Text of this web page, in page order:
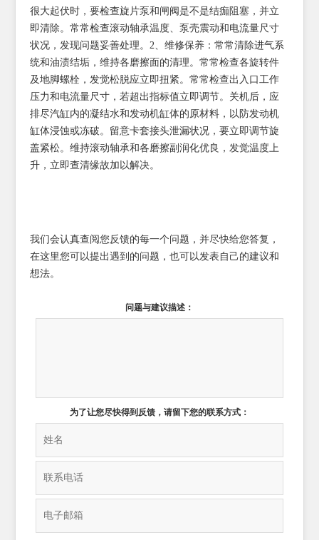
很大起伏时，要检查旋片泵和闸阀是不是结痂阻塞，并立
即清除。常常检查滚动轴承温度、泵壳震动和电流量尺寸
状况，发现问题妥善处理。2、维修保养：常常清除进气系
统和油渍结垢，维持各磨擦面的清理。常常检查各旋转件
及地脚螺栓，发觉松脱应立即扭紧。常常检查出入口工作
压力和电流量尺寸，若超出指标值立即调节。关机后，应
排尽汽缸内的凝结水和发动机缸体的原材料，以防发动机
缸体浸蚀或冻破。留意卡套接头泄漏状况，要立即调节旋
盖紧松。维持滚动轴承和各磨擦副润化优良，发觉温度上
升，立即查清缘故加以解决。
我们会认真查阅您反馈的每一个问题，并尽快给您答复，
在这里您可以提出遇到的问题，也可以发表自己的建议和
想法。
问题与建议描述：
为了让您尽快得到反馈，请留下您的联系方式：